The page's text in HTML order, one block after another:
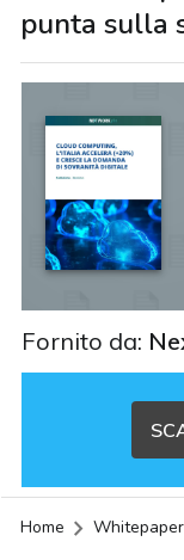
punta sulla
Fornito da:
Home Whitepaper